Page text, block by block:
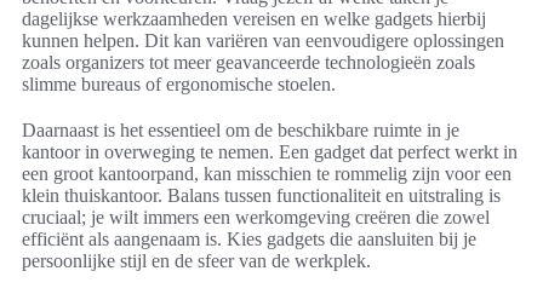
dagelijkse werkzaamheden vereisen en welke gadgets hierbij
kunnen helpen. Dit kan variëren van eenvoudigere oplossingen
zoals organizers tot meer geavanceerde technologieën zoals
slimme bureaus of ergonomische stoelen.
Daarnaast is het essentieel om de beschikbare ruimte in je
kantoor in overweging te nemen. Een gadget dat perfect werkt in
een groot kantoorpand, kan misschien te rommelig zijn voor een
klein thuiskantoor. Balans tussen functionaliteit en uitstraling is
cruciaal; je wilt immers een werkomgeving creëren die zowel
efficiënt als aangenaam is. Kies gadgets die aansluiten bij je
persoonlijke stijl en de sfeer van de werkplek.